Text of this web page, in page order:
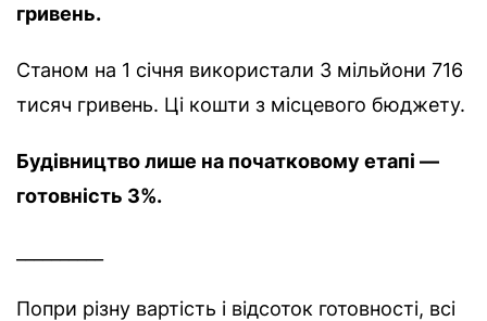
гривень.
Станом на 1 січня використали 3 мільйони 716
тисяч гривень. Ці кошти з місцевого бюджету.
Будівництво лише на початковому етапі —
готовність 3%.
Попри різну вартість і відсоток готовності, всі